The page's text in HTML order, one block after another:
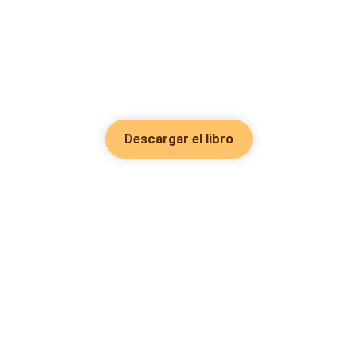
Descargar el libro